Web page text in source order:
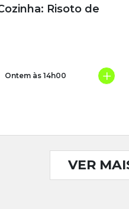
Risoto de
Ontem às 14h00 +
VER